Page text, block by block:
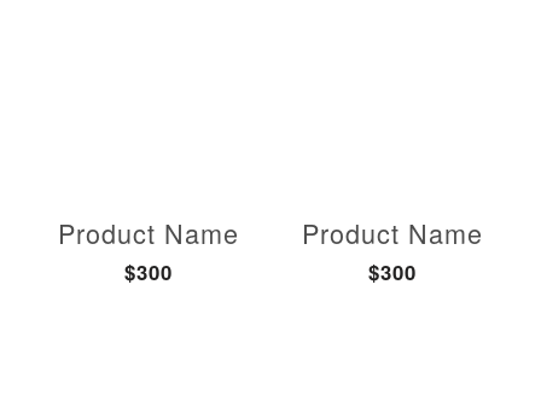
Product Name
$300
Product Name
$300